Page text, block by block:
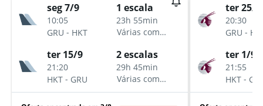
seg 7/9
10:05
GRU - HKT
1 escala
23h 55min
Várias companhias aéreas
ter 15/9
21:20
HKT - GRU
2 escalas
29h 45min
Várias companhias aéreas
ter 25/8
20:30
GRU -
ter 1/9
21:55
HKT -